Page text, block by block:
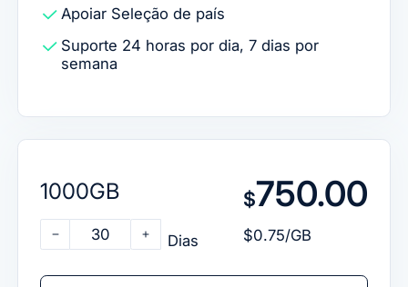
Apoiar Seleção de país
Suporte 24 horas por dia, 7 dias por
semana
1000GB
30 Dias
$750.00
$0.75/GB